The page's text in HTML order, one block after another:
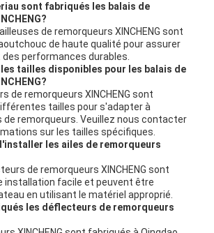
sont fabriqués les balais de
de remorqueurs XINCHENG sont
de haute qualité pour assurer
performances durables.
les tailles disponibles pour les balais de
de remorqueurs XINCHENG sont
tailles pour s'adapter à
remorqueurs. Veuillez nous contacter
sur les tailles spécifiques.
les ailes de remorqueurs
de remorqueurs XINCHENG sont
installation facile et peuvent être
en utilisant le matériel approprié.
les déflecteurs de remorqueurs